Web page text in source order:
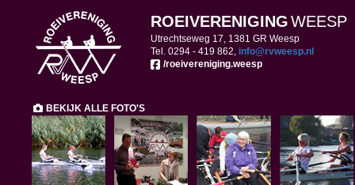
ROEIVERENIGINGWEESP
Utrechtseweg 17, 1381 GR Weesp
Tel. 0294 - 419 862, ofni@rvweesp.nl
/roeivereniging.weesp
BEKIJK ALLE FOTO'S